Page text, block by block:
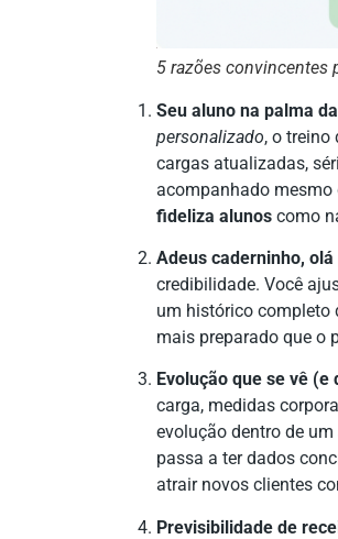
5 razões convincentes
Seu aluno na palma
personalizado, o treino
cargas atualizadas,
acompanhado mesmo
fideliza alunos como
Adeus caderninho,
credibilidade. Você
um histórico completo
mais preparado que o
Evolução que se vê (e
carga, medidas
evolução dentro de um
passa a ter dados
atrair novos clientes
Previsibilidade de